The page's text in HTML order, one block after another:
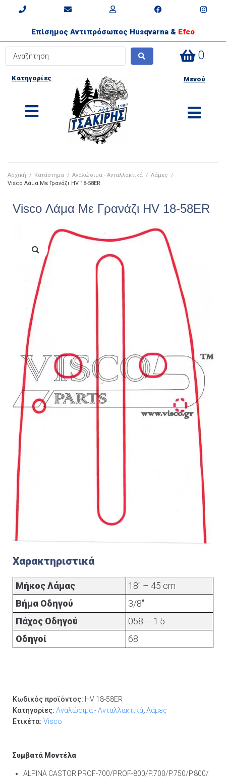
Επίσημος Αντιπρόσωπος Husqvarna & Efco
0
Κατηγορίες Μενού
Αρχική / Κατάστημα / Αναλώσιμα - Ανταλλακτικά / Λάμες /
Visco Λάμα Με Γρανάζι HV 18-58ER
Visco Λάμα Με Γρανάζι HV 18-58ER
Χαρακτηριστικά
Μήκος Λάμας
18" – 45 cm
Βήμα Οδηγού
3/8"
Πάχος Οδηγού
058 – 1.5
Οδηγοί
68
Κωδικός προϊόντος: HV 18-58ER
Κατηγορίες: Αναλώσιμα - Ανταλλακτικά,Λάμες
Ετικέτα: Visco
Συμβατά Μοντέλα
ALPINA CASTOR PROF-700/PROF-800/P.700/P.750/P.800/